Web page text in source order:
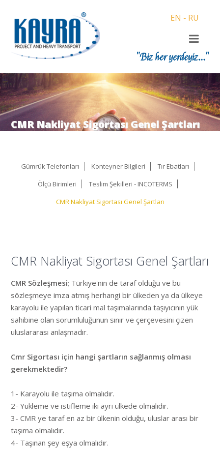
EN - RU
"Biz her yerdeyiz..."
CMR Nakliyat Sigortası Genel Şartları
Gümrük Telefonları Konteyner Bilgileri
Tır Ebatları
Ölçü Birimleri
Teslim Şekilleri - INCOTERMS
CMR Nakliyat Sigortası Genel Şartları
CMR Nakliyat Sigortası Genel Şartları
CMR Sözleşmesi; Türkiye'nin de taraf olduğu ve bu
sözleşmeye imza atmış herhangi bir ülkeden ya da ülkeye
karayolu ile yapılan ticari mal taşımalarında taşıyıcının yük
sahibine olan sorumluluğunun sınır ve çerçevesini çizen
uluslararası anlaşmadır.
Cmr Sigortası için hangi şartların sağlanmış olması
gerekmektedir?
1- Karayolu ile taşıma olmalıdır.
2- Yükleme ve istifleme iki ayrı ülkede olmalıdır.
3- CMR ye taraf en az bir ülkenin olduğu, uluslar arası bir
taşıma olmalıdır.
4- Taşınan şey eşya olmalıdır.